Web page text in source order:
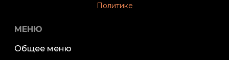
Политике
МЕНЮ
Общее меню